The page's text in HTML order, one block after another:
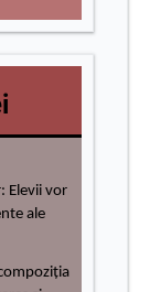
Elevii vor
ale